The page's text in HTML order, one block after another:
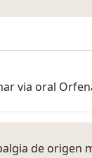
via oral
de origen